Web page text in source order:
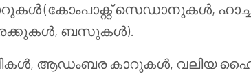
(കോംപാക്റ്റ് സെഡാനുകൾ,
ബസുകൾ).
ആഡംബര കാറുകൾ, വലിയ